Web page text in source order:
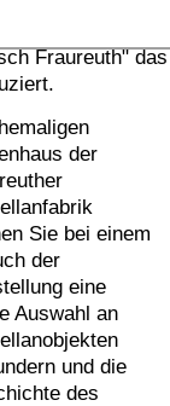
Fraureuth"
der
Sie bei einem
der
eine
Auswahl an
und die
des